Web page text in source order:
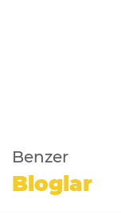
Benzer
Bloglar